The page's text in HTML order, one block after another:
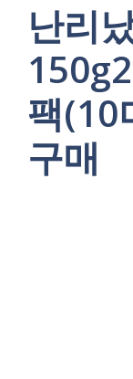
난리
팩(10
구매